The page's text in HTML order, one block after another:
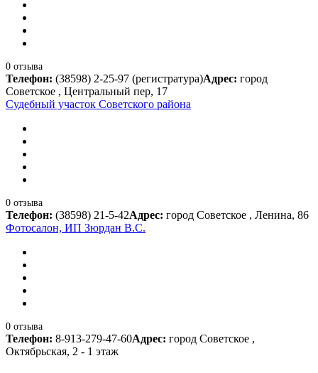
0 отзыва
Телефон: (38598) 2-25-97 (регистратура)Адрес: город
Советское , Центральный пер, 17
Судебный участок Советского района
0 отзыва
Телефон: (38598) 21-5-42Адрес: город Советское , Ленина, 86
Фотосалон, ИП Зюрдан В.С.
0 отзыва
Телефон: 8-913-279-47-60Адрес: город Советское ,
Октябрьская, 2 - 1 этаж